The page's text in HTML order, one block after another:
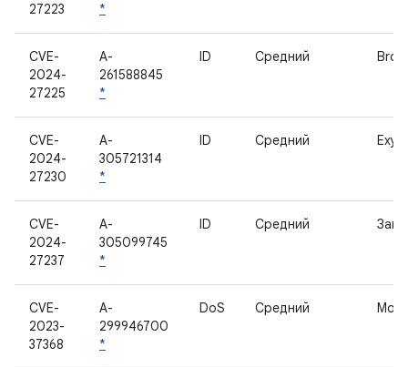
27223
*
CVE-
2024-
27225
A-
261588845
*
ID Средний
CVE-
2024-
27230
A-
305721314
*
ID Средний
CVE-
2024-
27237
A-
305099745
*
ID Средний
CVE-
2023-
37368
A-
299946700
*
DoS Средний